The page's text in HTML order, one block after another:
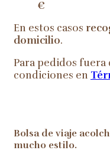
€
En estos casos
domicilio.
Para pedidos fuera
condiciones en
Bolsa de viaje
mucho estilo.